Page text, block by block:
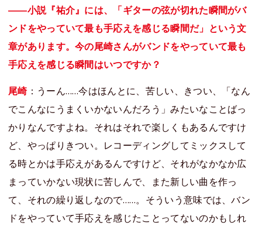
――小説『祐介』には、「ギターの弦が切れた瞬間がバ
ンドをやっていて最も手応えを感じる瞬間だ」という文
章があります。今の尾崎さんがバンドをやっていて最も
手応えを感じる瞬間はいつですか？
尾崎：うーん……今はほんとに、苦しい、きつい、「なん
でこんなにうまくいかないんだろう」みたいなことばっ
かりなんですよね。それはそれで楽しくもあるんですけ
ど、やっぱりきつい。レコーディングしてミックスして
る時とかは手応えがあるんですけど、それがなかなか広
まっていかない現状に苦しんで、また新しい曲を作っ
て、それの繰り返しなので……。そういう意味では、バン
ドをやっていて手応えを感じたことってないのかもしれ